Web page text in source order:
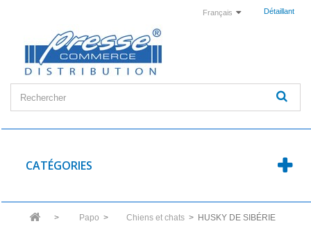
Détaillant
Français
CATÉGORIES
> Papo > Chiens et chats > HUSKY DE SIBÉRIE